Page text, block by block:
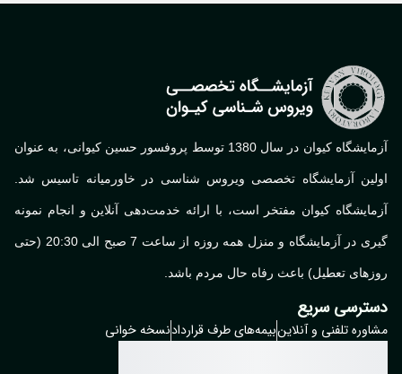
آزمایشگاه کیوان در سال 1380 توسط پروفسور حسین کیوانی، به عنوان
آزمایشگاه تخصصی ویروس شناسی در خاورمیانه تاسیس شد.
کیوان مفتخر است، با ارائه خدمت‌دهی آنلاین و انجام نمونه
گیری در آزمایشگاه و منزل همه روزه از ساعت 7 صبح الی 20:30 (حتی
تعطیل) باعث رفاه حال مردم باشد.
سریع
تلفنی و آنلاینبیمه‌های طرف قراردادنسخه خوانی